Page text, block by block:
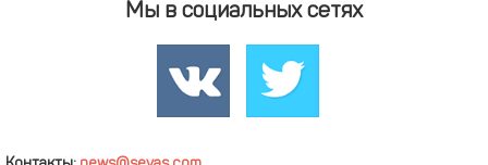
Мы в социальных сетях